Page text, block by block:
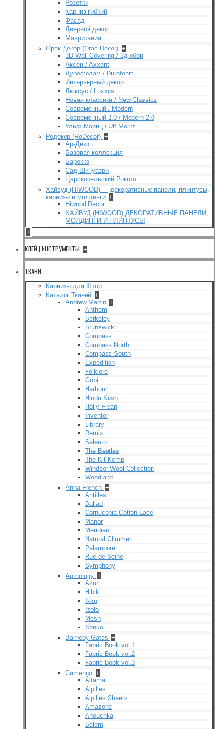
Розетки
Карниз гибкий
Фасад
Дверной декор
Мавритания
Орак Декор (Orac Decor) +
3D Wall Covering / 3д обои
Аксен / Axxent
Дурофолам / Durofoam
Интерьерный декор
Люксус / Luxxus
Новая классика / New Classics
Современный / Modern
Современный 2.0 / Modern 2.0
Ульф Мориц / Ulf Moritz
Родекор (RoDecor) +
Ар-Деко
Базовая коллекция
Барокко
Сад Шинуазри
Царскосельский Рококо
Хайвуд (HIWOOD) — декоративные панели, плинтусы,
карнизы и молдинги +
Hiwood Decor
ХАЙВУД (HIWOOD) ДЕКОРАТИВНЫЕ ПАНЕЛИ,
МОЛДИНГИ И ПЛИНТУСЫ
+
КЛЕЙ | ИНСТРУМЕНТЫ +
ТКАНИ
Карнизы для Штор
Каталог Тканей +
Andrew Martin +
Anthem
Berkeley
Brunswick
Compass
Compass North
Compass South
Expedition
Folklore
Gobi
Harbour
Hindu Kush
Holly Frean
Inventor
Library
Remix
Salento
The Beatles
The Kit Kemp
Windsor Wool Collection
Woodland
Anna French +
Antilles
Ballad
Cornucopia Cotton Lace
Manor
Meridian
Natural Glimmer
Palampore
Rue de Seine
Symphony
Anthology +
Azuri
Hibiki
Ikko
Izolo
Mesh
Senkei
Barneby Gates +
Fabric Book vol.1
Fabric Book vol.2
Fabric Book vol.3
Camengo +
Alfama
Alpilles
Alpilles Sheers
Amazone
Anouchka
Belem